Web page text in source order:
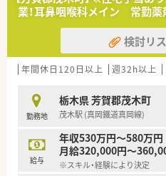
業！耳鼻咽喉科メイン 常勤薬
検討リ
年間休日120日以上 週32h以上
勤務地
栃木県 芳賀郡茂木町
茂木駅 (真岡鐵道真岡線)
給与
年収530万円～580万円
月給320,000円～
※スキル・経験により決定